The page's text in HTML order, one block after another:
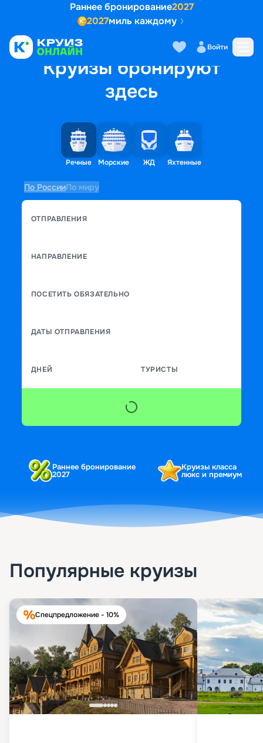
Раннее бронирование2027
2027миль каждому
Войти
Круизы бронируют
здесь
Речные Морские ЖД Яхтенные
По РоссииПо миру
ОТПРАВЛЕНИЯ
НАПРАВЛЕНИЕ
ПОСЕТИТЬ ОБЯЗАТЕЛЬНО
ДАТЫ ОТПРАВЛЕНИЯ
ДНЕЙ ТУРИСТЫ
Раннее бронирование
2027
Круизы класса
люкс и премиум
Популярные круизы
Спецпредложение - 10%